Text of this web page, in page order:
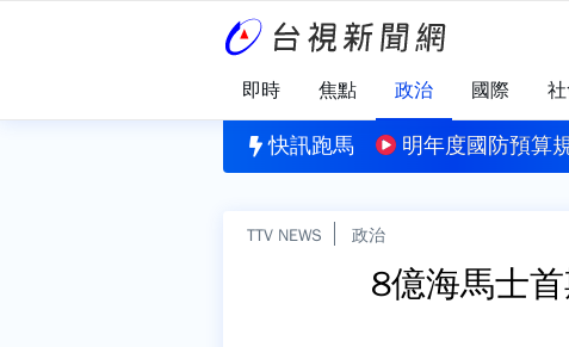
即時 焦點 政治 國際
快訊跑馬
雨！楊梅20年老樹倒下砸車 新竹尖石同車高巨石崩落
明年度國防預算
TTV NEWS 政治
8億海馬士